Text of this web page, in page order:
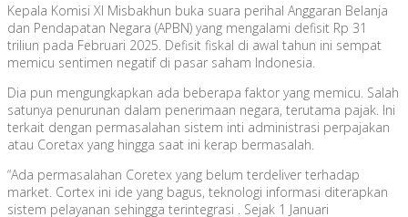
Kepala Komisi XI Misbakhun buka suara perihal Anggaran Belanja
dan Pendapatan Negara (APBN) yang mengalami defisit Rp 31
triliun pada Februari 2025. Defisit fiskal di awal tahun ini sempat
memicu sentimen negatif di pasar saham Indonesia.
Dia pun mengungkapkan ada beberapa faktor yang memicu. Salah
satunya penurunan dalam penerimaan negara, terutama pajak. Ini
terkait dengan permasalahan sistem inti administrasi perpajakan
atau Coretax yang hingga saat ini kerap bermasalah.
“Ada permasalahan Coretex yang belum terdeliver terhadap
market. Cortex ini ide yang bagus, teknologi informasi diterapkan
sistem pelayanan sehingga terintegrasi . Sejak 1 Januari